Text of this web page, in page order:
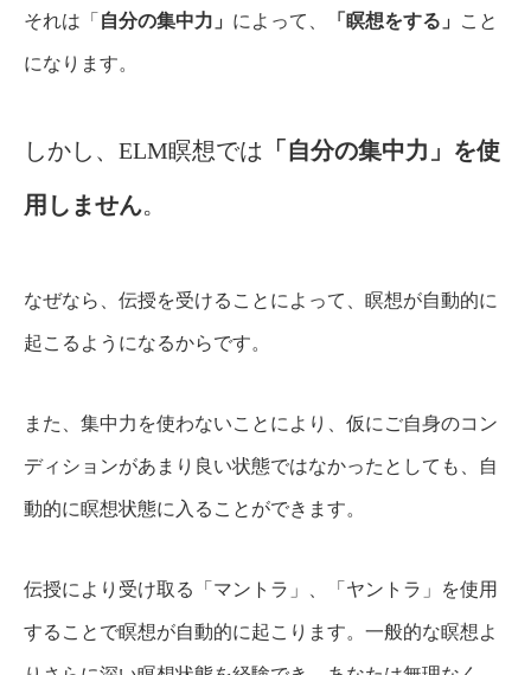
それは「 自分の集中力」 によって、 「瞑想をする」 こと
になります。
しかし、ELM瞑想では 「自分の集中力」を使
用しません。
なぜなら、伝授を受けることによって、瞑想が自動的に
起こるようになるからです。
また、集中力を使わないことにより、仮にご自身のコン
ディションがあまり良い状態ではなかったとしても、自
動的に瞑想状態に入ることができます。
伝授により受け取る「マントラ」、「ヤントラ」を使用
することで瞑想が自動的に起こります。一般的な瞑想よ